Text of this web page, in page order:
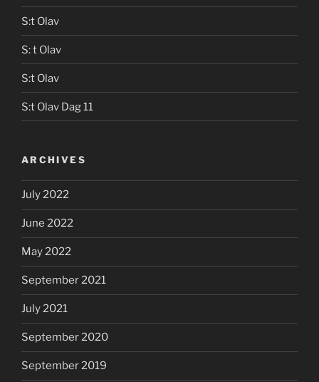
S:t Olav
S: t Olav
S:t Olav
S:t Olav Dag 11
ARCHIVES
July 2022
June 2022
May 2022
September 2021
July 2021
September 2020
September 2019